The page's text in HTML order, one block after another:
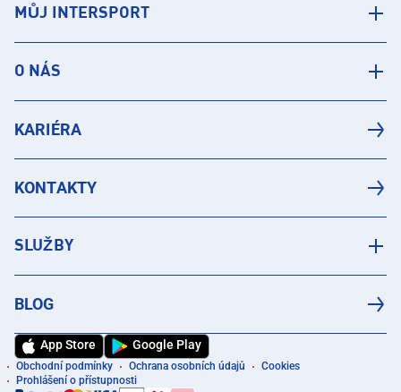
MŮJ INTERSPORT
O NÁS
KARIÉRA
KONTAKTY
SLUŽBY
BLOG
App Store Google Play
Obchodní podmínky Ochrana osobních údajů
Cookies
Prohlášení o přístupnosti